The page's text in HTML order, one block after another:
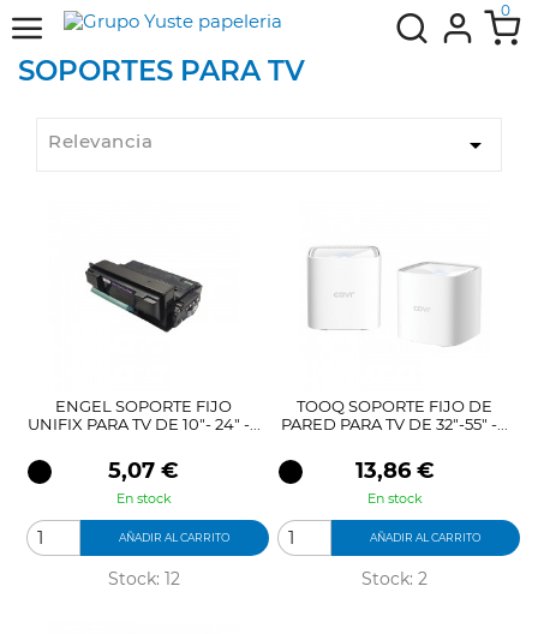
0
SOPORTES PARA TV
Relevancia 
ENGEL SOPORTE FIJO
UNIFIX PARA TV DE 10"- 24" -...
Precio
5,07 €
En stock
AÑADIR AL CARRITO
Stock: 12
TOOQ SOPORTE FIJO DE
PARED PARA TV DE 32"-55" -...
Precio
13,86 €
En stock
AÑADIR AL CARRITO
Stock: 2